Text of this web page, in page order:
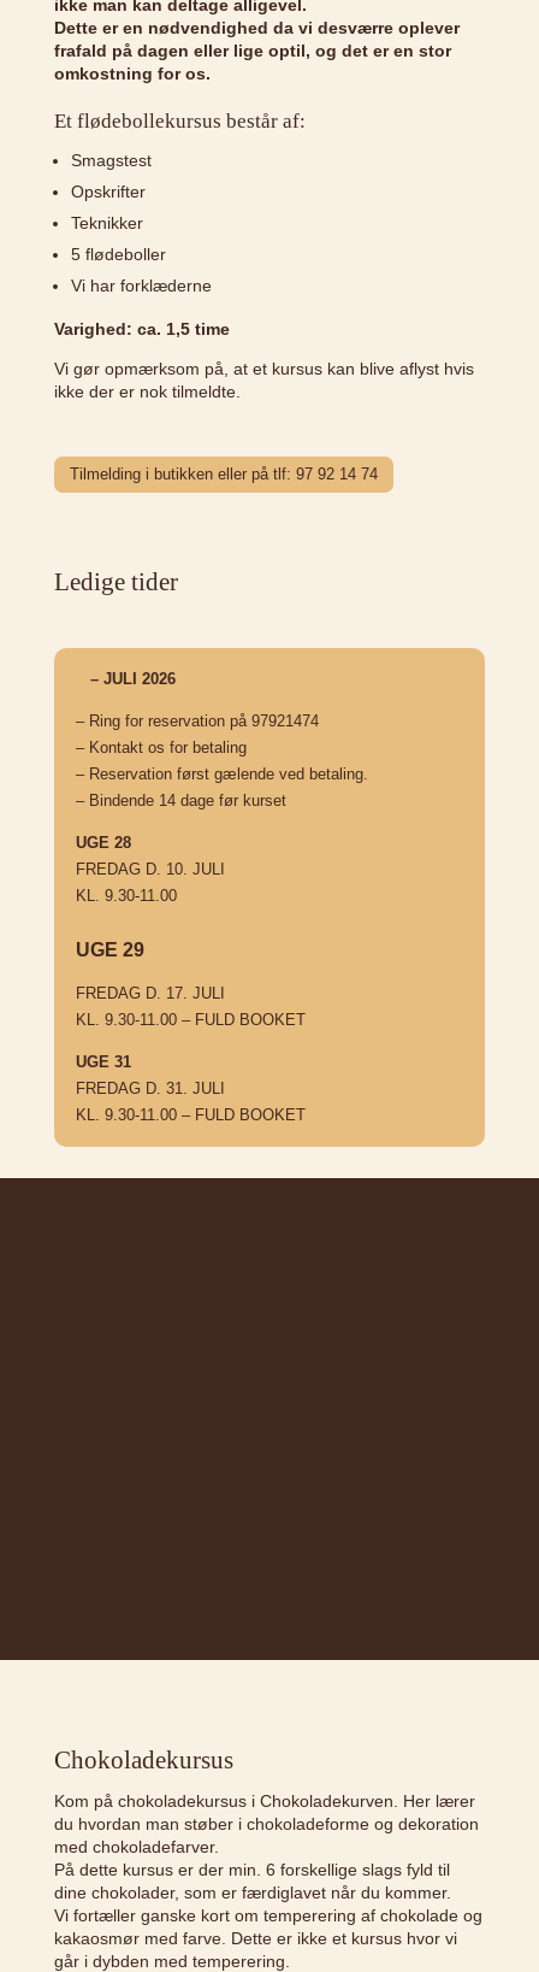
ikke man kan deltage alligevel.
Dette er en nødvendighed da vi desværre oplever
frafald på dagen eller lige optil, og det er en stor
omkostning for os.
Et flødebollekursus består af:
Smagstest
Opskrifter
Teknikker
5 flødeboller
Vi har forklæderne
Varighed: ca. 1,5 time
Vi gør opmærksom på, at et kursus kan blive aflyst hvis
ikke der er nok tilmeldte.
Tilmelding i butikken eller på tlf: 97 92 14 74
Ledige tider
– JULI 2026
– Ring for reservation på 97921474
– Kontakt os for betaling
– Reservation først gælende ved betaling.
– Bindende 14 dage før kurset
UGE 28
FREDAG D. 10. JULI
KL. 9.30-11.00
UGE 29
FREDAG D. 17. JULI
KL. 9.30-11.00 – FULD BOOKET
UGE 31
FREDAG D. 31. JULI
KL. 9.30-11.00 – FULD BOOKET
Chokoladekursus
Kom på chokoladekursus i Chokoladekurven. Her lærer
du hvordan man støber i chokoladeforme og dekoration
med chokoladefarver.
På dette kursus er der min. 6 forskellige slags fyld til
dine chokolader, som er færdiglavet når du kommer.
Vi fortæller ganske kort om temperering af chokolade og
kakaosmør med farve. Dette er ikke et kursus hvor vi
går i dybden med temperering.